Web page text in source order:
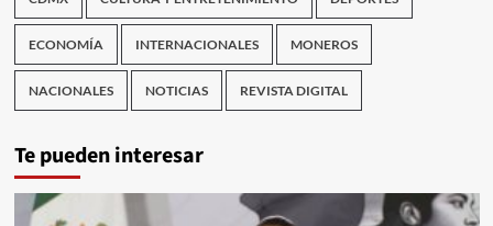
ECONOMÍA INTERNACIONALES MONEROS
NACIONALES NOTICIAS REVISTA DIGITAL
Te pueden interesar